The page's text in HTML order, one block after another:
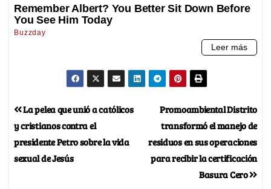
Promoambiental Distrito
transformó el manejo de
residuos en sus operaciones
para recibir la certificación
Basura Cero
La pelea que unió a católicos
y cristianos contra el
presidente Petro sobre la vida
sexual de Jesús